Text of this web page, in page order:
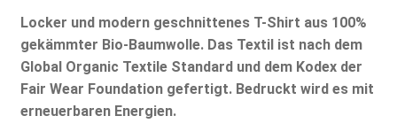
Locker und modern geschnittenes T-Shirt aus 100%
gekämmter Bio-Baumwolle. Das Textil ist nach dem
Global Organic Textile Standard und dem Kodex der
Fair Wear Foundation gefertigt. Bedruckt wird es mit
erneuerbaren Energien.